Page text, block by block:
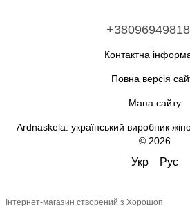
Контактна
Повна версія
Мапа сайту
Ardnaskela: український виробник
© 2026
Укр Рус
Інтернет-магазин створений з Хорошоп